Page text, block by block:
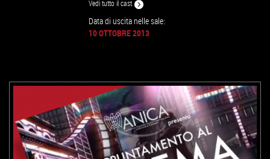
Vedi tutto il cast
Data di uscita nelle sale:
10 OTTOBRE 2013